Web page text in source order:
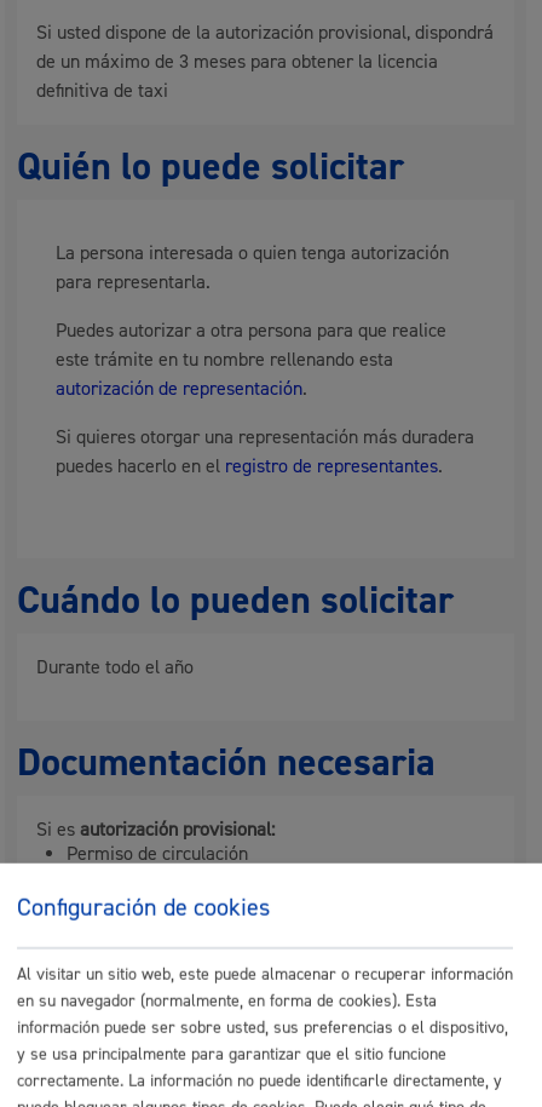
Si usted dispone de la autorización provisional, dispondrá
de un máximo de 3 meses para obtener la licencia
definitiva de taxi
Quién lo puede solicitar
La persona interesada o quien tenga autorización
para representarla.
Puedes autorizar a otra persona para que realice
este trámite en tu nombre rellenando esta
autorización de representación.
Si quieres otorgar una representación más duradera
puedes hacerlo en el registro de representantes.
Cuándo lo pueden solicitar
Durante todo el año
Documentación necesaria
Si es autorización provisional:
Permiso de circulación
Si esautorización definitiva hay que presentarademás:
Boletín control Metrológico (Taxímetro).
Boletín de identificación taxímetro.
Tarjeta de Transporte.
Libro de reclamaciones con 2 páginas.
Libro de hoja de ruta (1ª y 2ª página).
Configuración de cookies
Al visitar un sitio web, este puede almacenar o recuperar información
en su navegador (normalmente, en forma de cookies). Esta
información puede ser sobre usted, sus preferencias o el dispositivo,
y se usa principalmente para garantizar que el sitio funcione
correctamente. La información no puede identificarle directamente, y